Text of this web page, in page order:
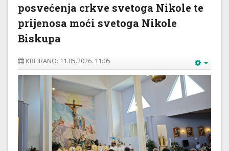
posvećenja crkve svetoga Nikole te
prijenosa moći svetoga Nikole
Biskupa
KREIRANO: 11.05.2026. 11:05